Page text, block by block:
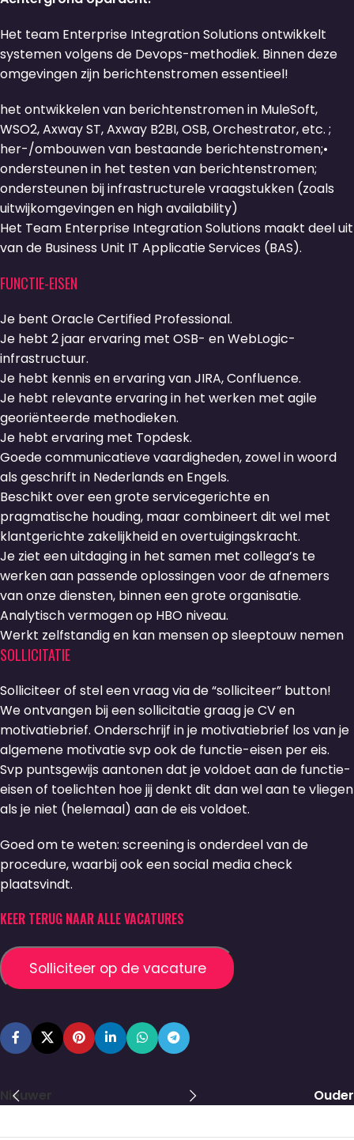
Het team Enterprise Integration Solutions ontwikkelt
systemen volgens de Devops-methodiek. Binnen deze
omgevingen zijn berichtenstromen essentieel!
het ontwikkelen van berichtenstromen in MuleSoft,
WSO2, Axway ST, Axway B2BI, OSB, Orchestrator, etc. ;
her-/ombouwen van bestaande berichtenstromen;•
ondersteunen in het testen van berichtenstromen;
ondersteunen bij infrastructurele vraagstukken (zoals
uitwijkomgevingen en high availability)
Het Team Enterprise Integration Solutions maakt deel uit
van de Business Unit IT Applicatie Services (BAS).
FUNCTIE-EISEN
Je bent Oracle Certified Professional.
Je hebt 2 jaar ervaring met OSB- en WebLogic-
infrastructuur.
Je hebt kennis en ervaring van JIRA, Confluence.
Je hebt relevante ervaring in het werken met agile
georiënteerde methodieken.
Je hebt ervaring met Topdesk.
Goede communicatieve vaardigheden, zowel in woord
als geschrift in Nederlands en Engels.
Beschikt over een grote servicegerichte en
pragmatische houding, maar combineert dit wel met
klantgerichte zakelijkheid en overtuigingskracht.
Je ziet een uitdaging in het samen met collega’s te
werken aan passende oplossingen voor de afnemers
van onze diensten, binnen een grote organisatie.
Analytisch vermogen op HBO niveau.
Werkt zelfstandig en kan mensen op sleeptouw nemen
SOLLICITATIE
Solliciteer of stel een vraag via de “solliciteer” button!
We ontvangen bij een sollicitatie graag je CV en
motivatiebrief. Onderschrijf in je motivatiebrief los van je
algemene motivatie svp ook de functie-eisen per eis.
Svp puntsgewijs aantonen dat je voldoet aan de functie-
eisen of toelichten hoe jij denkt dit dan wel aan te vliegen
als je niet (helemaal) aan de eis voldoet.
Goed om te weten: screening is onderdeel van de
procedure, waarbij ook een social media check
plaatsvindt.
KEER TERUG NAAR ALLE VACATURES
Nieuwer Ouder